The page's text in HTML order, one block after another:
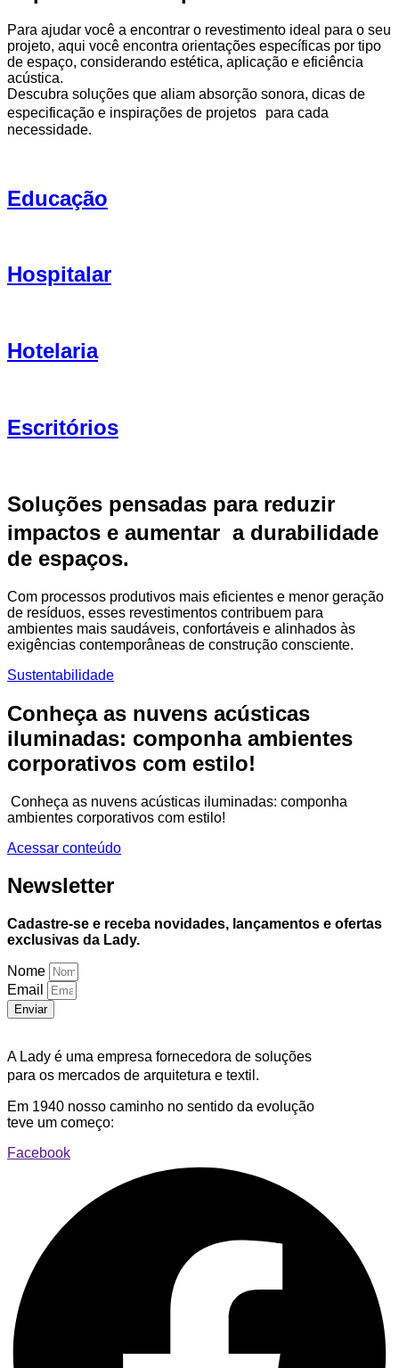
Para ajudar você a encontrar o revestimento ideal para o seu
projeto, aqui você encontra orientações específicas por tipo
de espaço, considerando estética, aplicação e eficiência
acústica.
Descubra soluções que aliam absorção sonora, dicas de
especificação e inspirações de projetos para cada
necessidade.
Educação
Hospitalar
Hotelaria
Escritórios
Soluções pensadas para reduzir
impactos e aumentar a durabilidade
de espaços.
Com processos produtivos mais eficientes e menor geração
de resíduos, esses revestimentos contribuem para
ambientes mais saudáveis, confortáveis e alinhados às
exigências contemporâneas de construção consciente.
Sustentabilidade
Conheça as nuvens acústicas
iluminadas: componha ambientes
corporativos com estilo!
Conheça as nuvens acústicas iluminadas: componha
ambientes corporativos com estilo!
Acessar conteúdo
Newsletter
Cadastre-se e receba novidades, lançamentos e ofertas
exclusivas da Lady.
Nome
Email
Enviar
A Lady é uma empresa fornecedora de soluções
para os mercados de arquitetura e textil.
Em 1940 nosso caminho no sentido da evolução
teve um começo:
Facebook